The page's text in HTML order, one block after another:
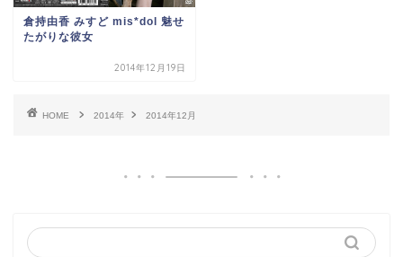
倉持由香 みすど mis*dol 魅せ
たがりな彼女
2014年12月19日
HOME 2014年 2014年12月